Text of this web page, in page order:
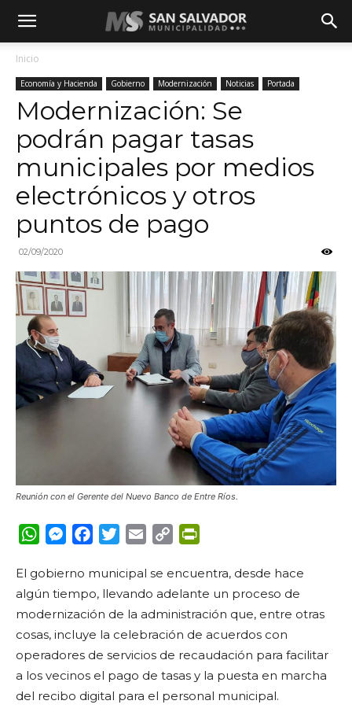
Inicio
Economía y Hacienda Gobierno Modernización Noticias Portada
Modernización: Se
podrán pagar tasas
municipales por medios
electrónicos y otros
puntos de pago
02/09/2020
Reunión con el Gerente del Nuevo Banco de Entre Ríos.
WhatsApp
Messenger
FacebookTwitterEmail Copy
El gobierno municipal se encuentra, desde hace
algún tiempo, llevando adelante un proceso de
modernización de la administración que, entre otras
cosas, incluye la celebración de acuerdos con
operadores de servicios de recaudación para facilitar
a los vecinos el pago de tasas y la puesta en marcha
del recibo digital para el personal municipal.